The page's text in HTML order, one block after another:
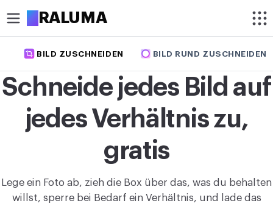
ARALUMA
Bild rund zuschneiden
Bild zuschneiden
Bild komprimieren
Bild hochskalieren
BILD ZUSCHNEIDEN BILD RUND ZUSCHNEIDEN
Schneide jedes Bild auf
jedes Verhältnis zu,
gratis
Lege ein Foto ab, zieh die Box über das, was du behalten
willst, sperre bei Bedarf ein Verhältnis, und lade das